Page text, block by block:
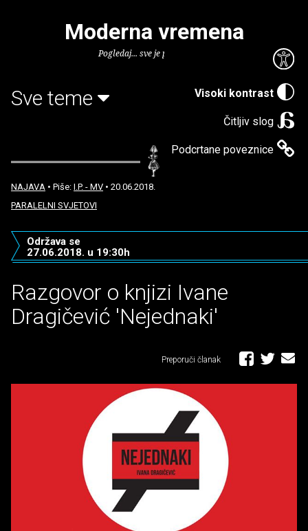
Visoki kontrast
Čitljiv slog
Podcrtane poveznice
Moderna vremena
Pogledaj... sve je puno knjiga.
Sve teme
NAJAVA • Piše: I.P. - MV • 20.06.2018.
PARALELNI SVJETOVI
Razgovor o knjizi Ivane
Dragičević 'Nejednaki'
Održava se
27.06.2018. u 19:30h
Preporuči članak